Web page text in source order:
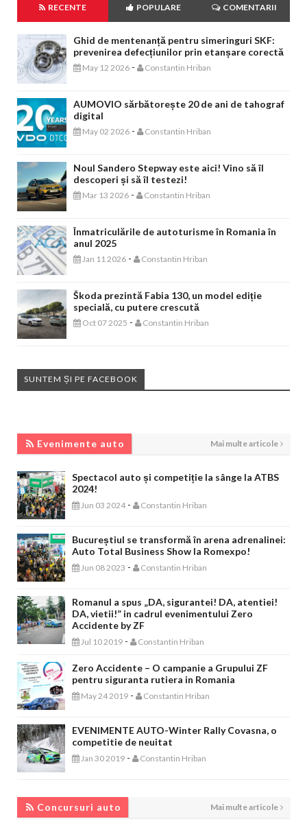
RECENTE POPULARE COMENTARII
Ghid de mentenanță pentru simeringuri SKF:
prevenirea defecțiunilor prin etanșare corectă
May 12 2026 - Constantin Hriban
AUMOVIO sărbătorește 20 de ani de tahograf
digital
May 02 2026 - Constantin Hriban
Noul Sandero Stepway este aici! Vino să îl
descoperi și să îl testezi!
Mar 13 2026 - Constantin Hriban
Înmatriculările de autoturisme în Romania în
anul 2025
Jan 11 2026 - Constantin Hriban
Škoda prezintă Fabia 130, un model ediție
specială, cu putere crescută
Oct 07 2025 - Constantin Hriban
SUNTEM ȘI PE FACEBOOK
Evenimente auto Mai multe articole
Spectacol auto și competiție la sânge la ATBS
2024!
Jun 03 2024 - Constantin Hriban
Bucureștiul se transformă în arena adrenalinei:
Auto Total Business Show la Romexpo!
Jun 08 2023 - Constantin Hriban
Romanul a spus „DA, sigurantei! DA, atentiei!
DA, vietii!” in cadrul evenimentului Zero
Accidente by ZF
Jul 10 2019 - Constantin Hriban
Zero Accidente – O campanie a Grupului ZF
pentru siguranta rutiera in Romania
May 24 2019 - Constantin Hriban
EVENIMENTE AUTO-Winter Rally Covasna, o
competitie de neuitat
Jan 30 2019 - Constantin Hriban
Concursuri auto Mai multe articole